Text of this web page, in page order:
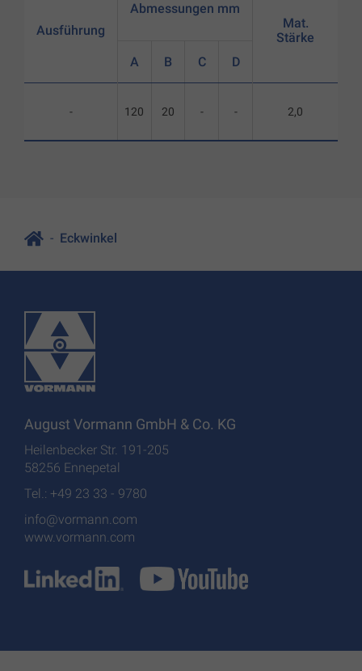
Ausführung
-
Abmessungen mm
A B C D
120 20 - -
Mat.
Stärke
2,0
Eckwinkel
August Vormann GmbH & Co. KG
Heilenbecker Str. 191-205
58256 Ennepetal
Tel.: +49 23 33 - 9780
info@vormann.com
www.vormann.com